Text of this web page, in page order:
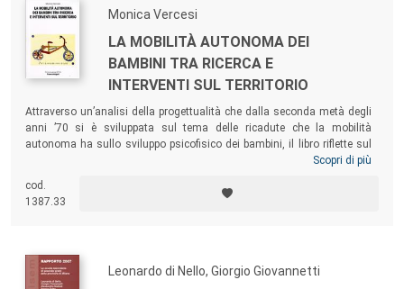
Monica Vercesi
LA MOBILITÀ AUTONOMA DEI
BAMBINI TRA RICERCA E
INTERVENTI SUL TERRITORIO
Attraverso un’analisi della progettualità che dalla seconda metà degli
anni ’70 si è sviluppata sul tema delle ricadute che la mobilità
autonoma ha sullo sviluppo psicofisico dei bambini, il libro riflette sul
ruolo che al suo interno è stato dato ai bisogni e ai diritti dei bambini.
bambini e gli spazi extradomestici e di elaborare strategie per ricreare
città più a misura di bambino.
Scopri di più
cod.
1387.33
Leonardo di Nello, Giorgio Giovannetti